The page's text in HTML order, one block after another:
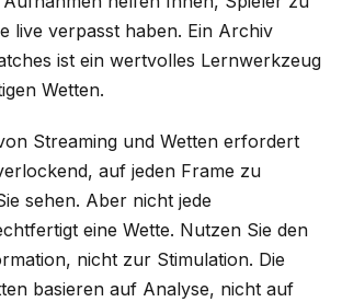
live verpasst haben. Ein Archiv
ist ein wertvolles Lernwerkzeug
Wetten.
Streaming und Wetten erfordert
auf jeden Frame zu
sehen. Aber nicht jede
eine Wette. Nutzen Sie den
nicht zur Stimulation. Die
basieren auf Analyse, nicht auf